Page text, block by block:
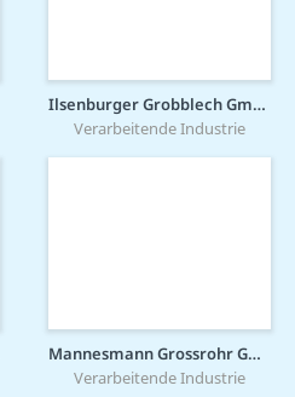
Ilsenburger Grobblech GmbH
Verarbeitende Industrie
Mannesmann Grossrohr GmbH
Verarbeitende Industrie